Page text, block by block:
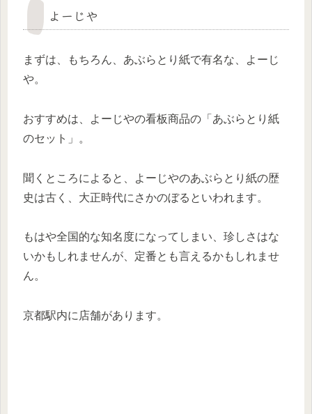
よーじや
まずは、もちろん、あぶらとり紙で有名な、
よーじ
や。
おすすめは、よーじやの看板商品の「あぶらとり紙
のセット」。
聞くところによると、よーじやのあぶらとり紙の歴
史は古く、大正時代にさかのぼるといわれます。
もはや全国的な知名度になってしまい、珍しさはな
いかもしれませんが、定番とも言えるかもしれませ
ん。
京都駅内に店舗があります。